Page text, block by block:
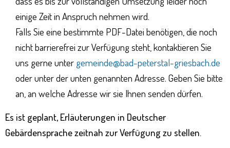
einige Zeit in Anspruch nehmen wird.
Falls Sie eine bestimmte PDF-Datei benötigen, die noch
nicht barrierefrei zur Verfügung steht, kontaktieren Sie
uns gerne unter gemeinde@bad-peterstal-griesbach.de
oder unter der unten genannten Adresse. Geben Sie bitte
an, an welche Adresse wir sie Ihnen senden dürfen.
Es ist geplant, Erläuterungen in Deutscher
Gebärdensprache zeitnah zur Verfügung zu stellen.